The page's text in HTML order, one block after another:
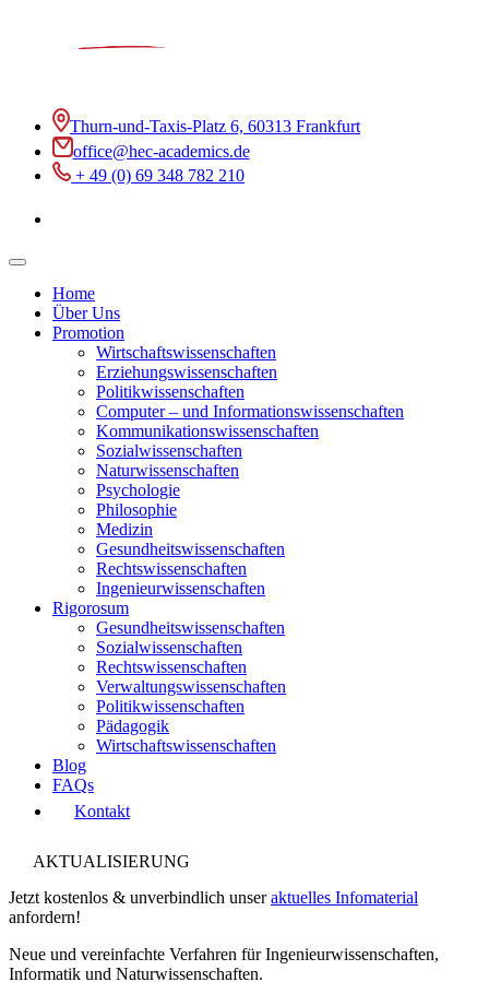
Thurn-und-Taxis-Platz 6, 60313 Frankfurt
office@hec-academics.de
+ 49 (0) 69 348 782 210
Home
Über Uns
Promotion
Wirtschaftswissenschaften
Erziehungswissenschaften
Politikwissenschaften
Computer – und Informationswissenschaften
Kommunikationswissenschaften
Sozialwissenschaften
Naturwissenschaften
Psychologie
Philosophie
Medizin
Gesundheitswissenschaften
Rechtswissenschaften
Ingenieurwissenschaften
Rigorosum
Gesundheitswissenschaften
Sozialwissenschaften
Rechtswissenschaften
Verwaltungswissenschaften
Politikwissenschaften
Pädagogik
Wirtschaftswissenschaften
Blog
FAQs
Kontakt
AKTUALISIERUNG
Jetzt kostenlos & unverbindlich unseraktuelles Infomaterial
anfordern!
Neue und vereinfachte Verfahren für Ingenieurwissenschaften,
Informatik und Naturwissenschaften.